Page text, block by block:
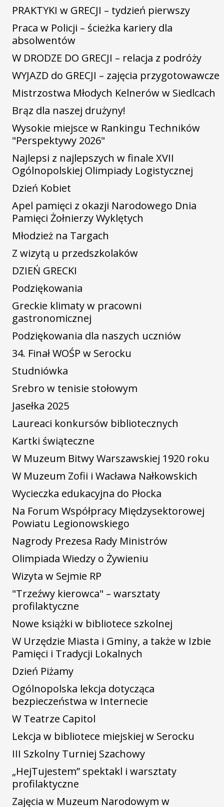
PRAKTYKI w GRECJI – tydzień pierwszy
Praca w Policji – ścieżka kariery dla
absolwentów
W DRODZE DO GRECJI – relacja z podróży
WYJAZD do GRECJI – zajęcia przygotowawcze
Mistrzostwa Młodych Kelnerów w Siedlcach
Brąz dla naszej drużyny!
Wysokie miejsce w Rankingu Techników
"Perspektywy 2026"
Najlepsi z najlepszych w finale XVII
Ogólnopolskiej Olimpiady Logistycznej
Dzień Kobiet
Apel pamięci z okazji Narodowego Dnia
Pamięci Żołnierzy Wyklętych
Młodzież na Targach
Z wizytą u przedszkolaków
DZIEŃ GRECKI
Podziękowania
Greckie klimaty w pracowni
gastronomicznej
Podziękowania dla naszych uczniów
34. Finał WOŚP w Serocku
Studniówka
Srebro w tenisie stołowym
Jasełka 2025
Laureaci konkursów bibliotecznych
Kartki świąteczne
W Muzeum Bitwy Warszawskiej 1920 roku
W Muzeum Zofii i Wacława Nałkowskich
Wycieczka edukacyjna do Płocka
Na Forum Współpracy Międzysektorowej
Powiatu Legionowskiego
Nagrody Prezesa Rady Ministrów
Olimpiada Wiedzy o Żywieniu
Wizyta w Sejmie RP
"Trzeźwy kierowca" – warsztaty
profilaktyczne
Nowe książki w bibliotece szkolnej
W Urzędzie Miasta i Gminy, a także w Izbie
Pamięci i Tradycji Lokalnych
Dzień Piżamy
Ogólnopolska lekcja dotycząca
bezpieczeństwa w Internecie
W Teatrze Capitol
Lekcja w bibliotece miejskiej w Serocku
III Szkolny Turniej Szachowy
„HejTujestem” spektakl i warsztaty
profilaktyczne
Zajęcia w Muzeum Narodowym w